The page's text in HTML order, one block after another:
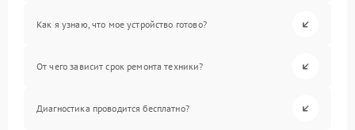
Как я узнаю, что мое устройство готово?
От чего зависит срок ремонта техники?
Диагностика проводится бесплатно?